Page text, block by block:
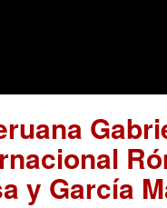
y García